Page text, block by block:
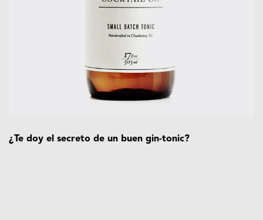
¿Te doy el secreto de un buen gin-tonic?